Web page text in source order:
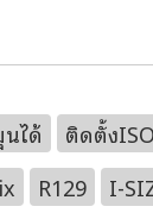
ได้
ติดตั้ง
R129
I-